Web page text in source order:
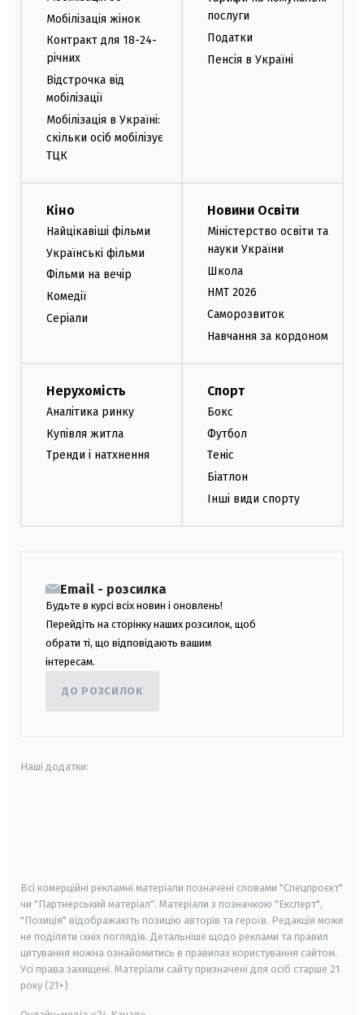
Мобілізація жінок
Контракт для 18-24-
річних
Відстрочка від
мобілізації
Мобілізація в Україні:
скільки осіб мобілізує
ТЦК
послуги
Податки
Пенсія в Україні
Кіно
Найцікавіші фільми
Українські фільми
Фільми на вечір
Комедії
Серіали
Новини Освіти
Міністерство освіти та
науки України
Школа
НМТ 2026
Саморозвиток
Навчання за кордоном
Нерухомість
Аналітика ринку
Купівля житла
Тренди і натхнення
Спорт
Бокс
Футбол
Теніс
Біатлон
Інші види спорту
Email - розсилка
Будьте в курсі всіх новин і оновлень!
Перейдіть на сторінку наших розсилок, щоб
обрати ті, що відповідають вашим
інтересам.
ДО РОЗСИЛОК
Наші додатки:
Всі комерційні рекламні матеріали позначені словами "Спецпроєкт"
чи "Партнерський матеріал". Матеріали з позначкою "Експерт",
"Позиція" відображають позицію авторів та героїв. Редакція може
не поділяти їхніх поглядів. Детальніше щодо реклами та правил
цитування можна ознайомитись в правилах користування сайтом.
Усі права захищені. Матеріали сайту призначені для осіб старше 21
року (21+)